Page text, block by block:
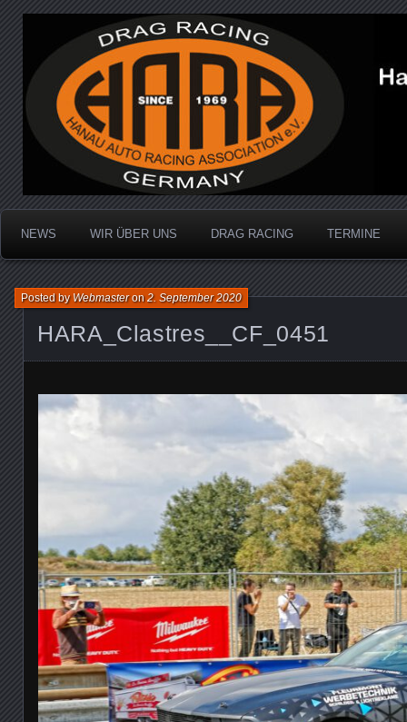
Hanau Auto Racing
Dragracing auf der 1/4 Meile
NEWS WIR ÜBER UNS DRAG RACING TERMINE
HARA_Clastres__CF_0451
Posted byWebmasteron2. September 2020